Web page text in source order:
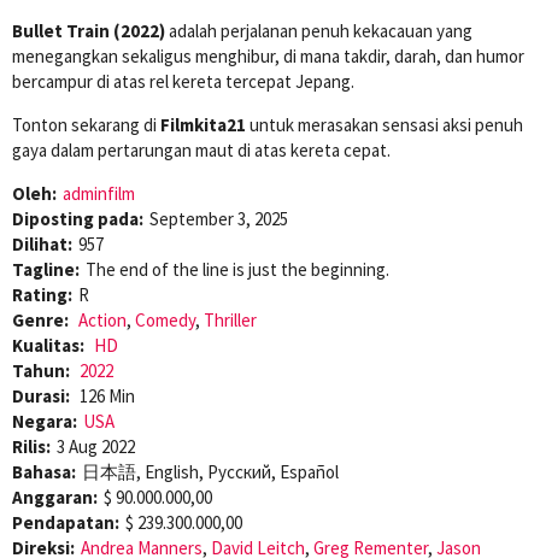
Bullet Train (2022)adalah perjalanan penuh kekacauan yang
menegangkan sekaligus menghibur, di mana takdir, darah, dan humor
bercampur di atas rel kereta tercepat Jepang.
Tonton sekarang di Filmkita21 untuk merasakan sensasi aksi penuh
gaya dalam pertarungan maut di atas kereta cepat.
Oleh: adminfilm
Diposting pada: September 3, 2025
Dilihat: 957
Tagline: The end of the line is just the beginning.
Rating: R
Genre: Action, Comedy, Thriller
Kualitas: HD
Tahun: 2022
Durasi: 126 Min
Negara: USA
Rilis: 3 Aug 2022
Bahasa: 日本語, English, Pусский, Español
Anggaran: $ 90.000.000,00
Pendapatan: $ 239.300.000,00
Direksi: Andrea Manners, David Leitch, Greg Rementer, Jason